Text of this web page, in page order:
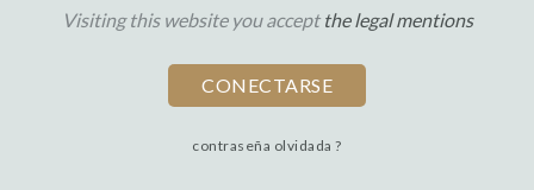
Visiting this website you accept the legal mentions
contraseña olvidada ?